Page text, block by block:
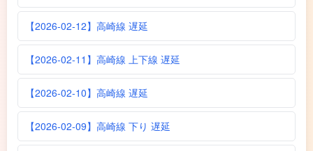
【2026-02-12】高崎線 遅延
【2026-02-11】高崎線 上下線 遅延
【2026-02-10】高崎線 遅延
【2026-02-09】高崎線 下り 遅延